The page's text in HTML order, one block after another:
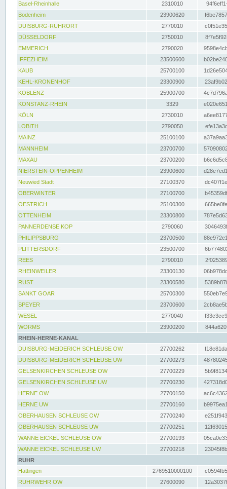
Basel-Rheinhalle
2310010
Bodenheim
23900620
DUISBURG-RUHRORT
2770010
DÜSSELDORF
2750010
EMMERICH
2790020
IFFEZHEIM
23500600
KAUB
25700100
KEHL-KRONENHOF
23300900
KOBLENZ
25900700
KONSTANZ-RHEIN
3329
KÖLN
2730010
LOBITH
2790050
MAINZ
25100100
MANNHEIM
23700700
MAXAU
23700200
NIERSTEIN-OPPENHEIM
23900600
Neuwied Stadt
27100370
OBERWINTER
27100700
OESTRICH
25100300
OTTENHEIM
23300800
PANNERDENSE KOP
2790060
PHILIPPSBURG
23700500
PLITTERSDORF
23500700
REES
2790010
RHEINWEILER
23300130
RUST
23300580
SANKT GOAR
25700300
SPEYER
23700600
WESEL
2770040
WORMS
23900200
RHEIN-HERNE-KANAL
DUISBURG-MEIDERICH SCHLEUSE OW
27700262
DUISBURG-MEIDERICH SCHLEUSE UW
27700273
GELSENKIRCHEN SCHLEUSE OW
27700229
GELSENKIRCHEN SCHLEUSE UW
27700230
HERNE OW
27700150
HERNE UW
27700160
OBERHAUSEN SCHLEUSE OW
27700240
OBERHAUSEN SCHLEUSE UW
27700251
WANNE EICKEL SCHLEUSE OW
27700193
WANNE EICKEL SCHLEUSE UW
27700218
RUHR
Hattingen
2769510000100
RUHRWEHR OW
27600090